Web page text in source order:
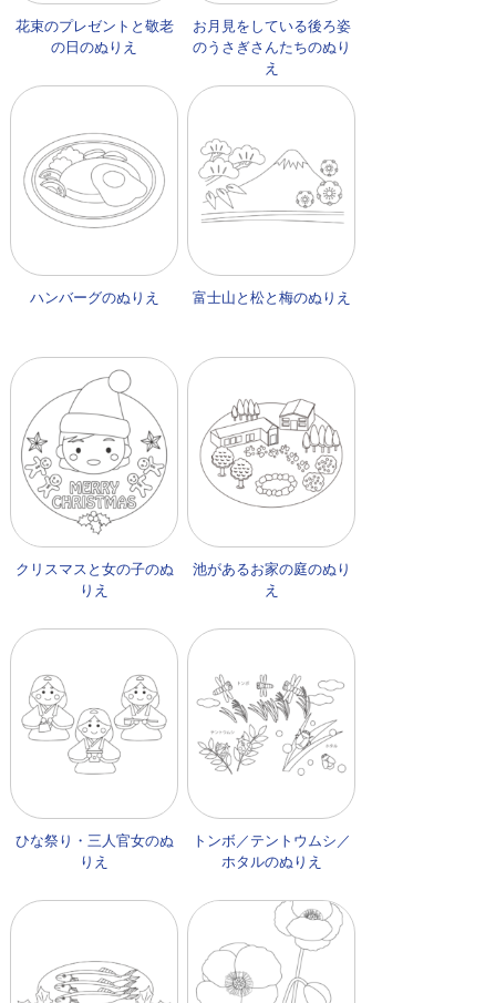
花束のプレゼントと敬老
の日のぬりえ
お月見をしている後ろ姿
のうさぎさんたちのぬり
え
ハンバーグのぬりえ 富士山と松と梅のぬりえ
クリスマスと女の子のぬ
りえ
池があるお家の庭のぬり
え
ひな祭り・三人官女のぬ
りえ
トンボ／テントウムシ／
ホタルのぬりえ